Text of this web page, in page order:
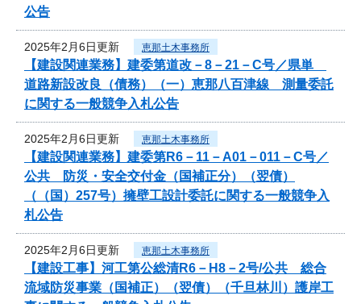
公告
2025年2月6日更新 恵那土木事務所
【建設関連業務】建委第道改－8－21－C号／県単
道路新設改良（債務）（一）恵那八百津線 測量委託
に関する一般競争入札公告
2025年2月6日更新 恵那土木事務所
【建設関連業務】建委第R6－11－A01－011－C号／
公共 防災・安全交付金（国補正分）（翌債）
（（国）257号）擁壁工設計委託に関する一般競争入
札公告
2025年2月6日更新 恵那土木事務所
【建設工事】河工第公総清R6－H8－2号/公共 総合
流域防災事業（国補正）（翌債）（千旦林川）護岸工